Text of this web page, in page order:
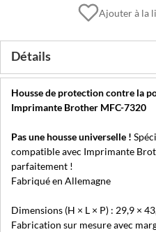
Ajouter à la
Détails
Housse de protection contre la
Imprimante Brother MFC-7320
Pas une housse universelle !
compatible avec Imprimante
parfaitement !
Fabriqué en Allemagne
Dimensions (H × L × P) : 29,9 ×
Fabrication sur mesure avec